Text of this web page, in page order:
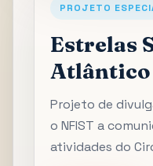
PROJETO
Estrelas
Atlântico
Projeto de
o NFIST a
atividades do